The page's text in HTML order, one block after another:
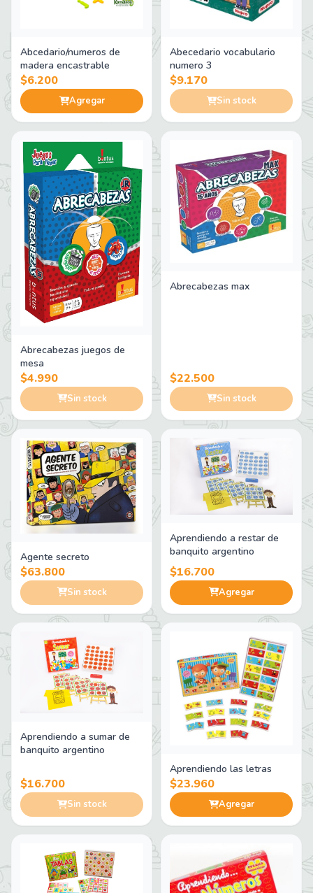
Abcedario/numeros de
madera encastrable
$6.200
Agregar
Abecedario vocabulario
numero 3
$9.170
Sin stock
Abrecabezas juegos de
mesa
$4.990
Sin stock
Abrecabezas max
$22.500
Sin stock
Agente secreto
$63.800
Sin stock
Aprendiendo a restar de
banquito argentino
$16.700
Agregar
Aprendiendo a sumar de
banquito argentino
$16.700
Sin stock
Aprendiendo las letras
$23.960
Agregar